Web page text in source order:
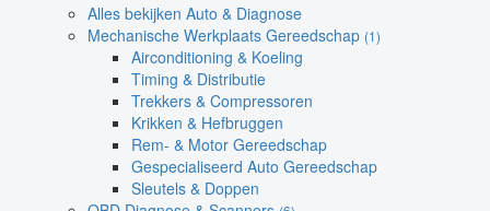
Alles bekijken Auto & Diagnose
Mechanische Werkplaats Gereedschap (1)
Airconditioning & Koeling
Timing & Distributie
Trekkers & Compressoren
Krikken & Hefbruggen
Rem- & Motor Gereedschap
Gespecialiseerd Auto Gereedschap
Sleutels & Doppen